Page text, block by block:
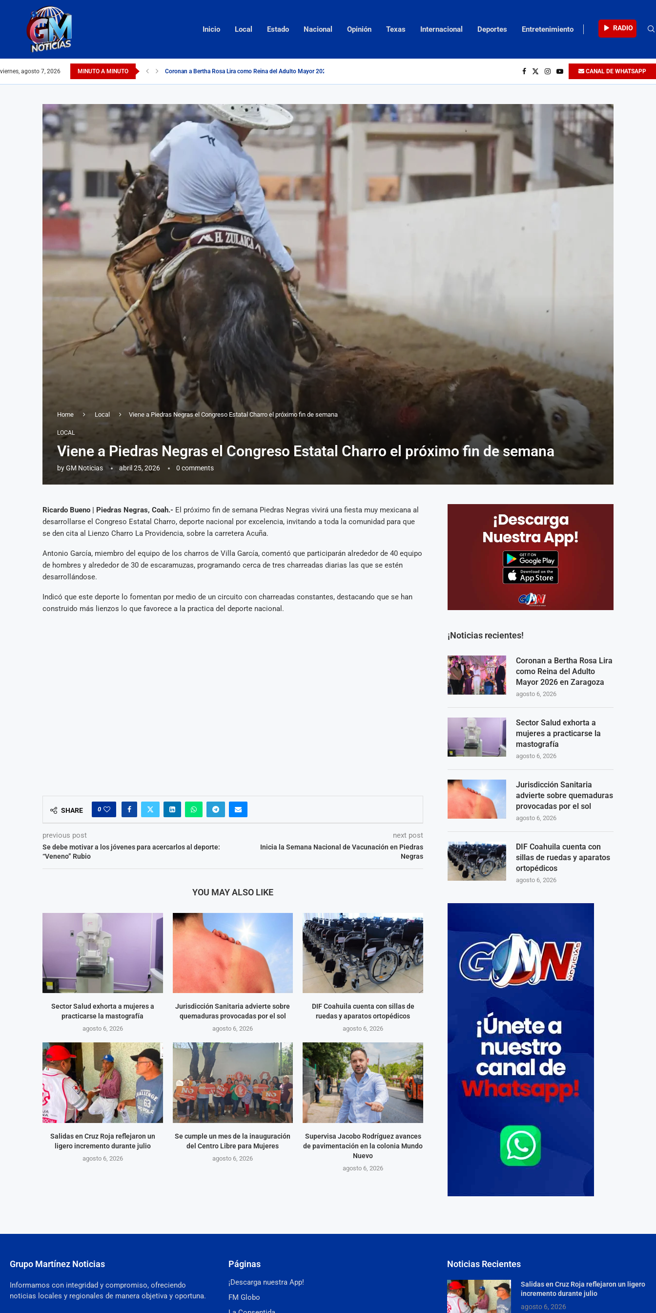
Inicio Local Estado Nacional Opinión Texas Internacional Deportes Entretenimiento RADIO
viernes, agosto 7, 2026 MINUTO A MINUTO Coronan a Bertha Rosa Lira como Reina del Adulto Mayor 2026... CANAL DE WHATSAPP
Home Local Viene a Piedras Negras el Congreso Estatal Charro el próximo fin de semana
LOCAL
Viene a Piedras Negras el Congreso Estatal Charro el próximo fin de semana
byGM Noticias abril 25, 2026 0 comments
Ricardo Bueno | Piedras Negras, Coah.- El próximo fin de semana Piedras Negras vivirá una fiesta muy mexicana al
desarrollarse el Congreso Estatal Charro, deporte nacional por excelencia, invitando a toda la comunidad para que
se den cita al Lienzo Charro La Providencia, sobre la carretera Acuña.
Antonio García, miembro del equipo de los charros de Villa García, comentó que participarán alrededor de 40 equipo
de hombres y alrededor de 30 de escaramuzas, programando cerca de tres charreadas diarias las que se estén
desarrollándose.
Indicó que este deporte lo fomentan por medio de un circuito con charreadas constantes, destacando que se han
construido más lienzos lo que favorece a la practica del deporte nacional.
SHARE 0
previous post
Se debe motivar a los jóvenes para acercarlos al deporte:
“Veneno” Rubio
next post
Inicia la Semana Nacional de Vacunación en Piedras
Negras
YOU MAY ALSO LIKE
Sector Salud exhorta a mujeres a
practicarse la mastografía
agosto 6, 2026
Jurisdicción Sanitaria advierte sobre
quemaduras provocadas por el sol
agosto 6, 2026
DIF Coahuila cuenta con sillas de
ruedas y aparatos ortopédicos
agosto 6, 2026
Salidas en Cruz Roja reflejaron un
ligero incremento durante julio
agosto 6, 2026
Se cumple un mes de la inauguración
del Centro Libre para Mujeres
agosto 6, 2026
Supervisa Jacobo Rodríguez avances
de pavimentación en la colonia Mundo
Nuevo
agosto 6, 2026
¡Noticias recientes!
Coronan a Bertha Rosa Lira
como Reina del Adulto
Mayor 2026 en Zaragoza
agosto 6, 2026
Sector Salud exhorta a
mujeres a practicarse la
mastografía
agosto 6, 2026
Jurisdicción Sanitaria
advierte sobre quemaduras
provocadas por el sol
agosto 6, 2026
DIF Coahuila cuenta con
sillas de ruedas y aparatos
ortopédicos
agosto 6, 2026
Grupo Martínez Noticias
Informamos con integridad y compromiso, ofreciendo
noticias locales y regionales de manera objetiva y oportuna.
Páginas
¡Descarga nuestra App!
FM Globo
Noticias Recientes
Salidas en Cruz Roja reflejaron un ligero
incremento durante julio
agosto 6, 2026